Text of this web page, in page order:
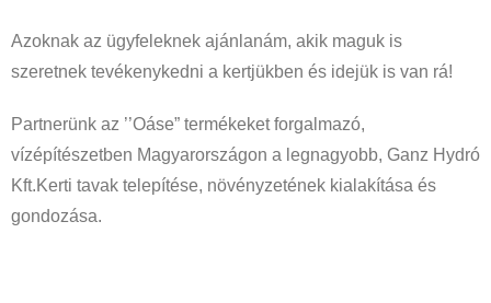
Azoknak az ügyfeleknek ajánlanám, akik maguk is
szeretnek tevékenykedni a kertjükben és idejük is van rá!
Partnerünk az ’’Oáse” termékeket forgalmazó,
vízépítészetben Magyarországon a legnagyobb, Ganz Hydró
Kft.Kerti tavak telepítése, növényzetének kialakítása és
gondozása.